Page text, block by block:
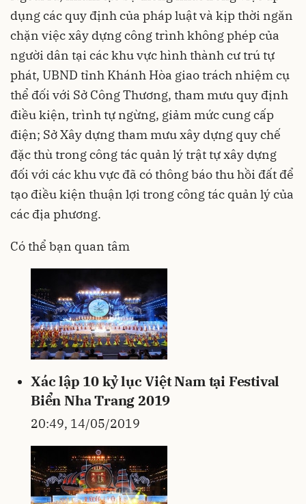
dụng các quy định của pháp luật và kịp thời ngăn
chặn việc xây dựng công trình không phép của
người dân tại các khu vực hình thành cư trú tự
phát, UBND tỉnh Khánh Hòa giao trách nhiệm cụ
thể đối với Sở Công Thương, tham mưu quy định
điều kiện, trình tự ngừng, giảm mức cung cấp
điện; Sở Xây dựng tham mưu xây dựng quy chế
đặc thù trong công tác quản lý trật tự xây dựng
đối với các khu vực đã có thông báo thu hồi đất để
tạo điều kiện thuận lợi trong công tác quản lý của
các địa phương.
Có thể bạn quan tâm
Xác lập 10 kỷ lục Việt Nam tại Festival
Biển Nha Trang 2019
20:49, 14/05/2019